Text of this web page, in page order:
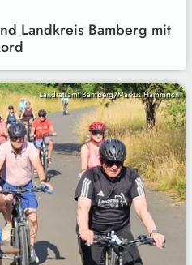
Landkreis Bamberg mit
Landratsamt Bamberg/Markus Hammrich